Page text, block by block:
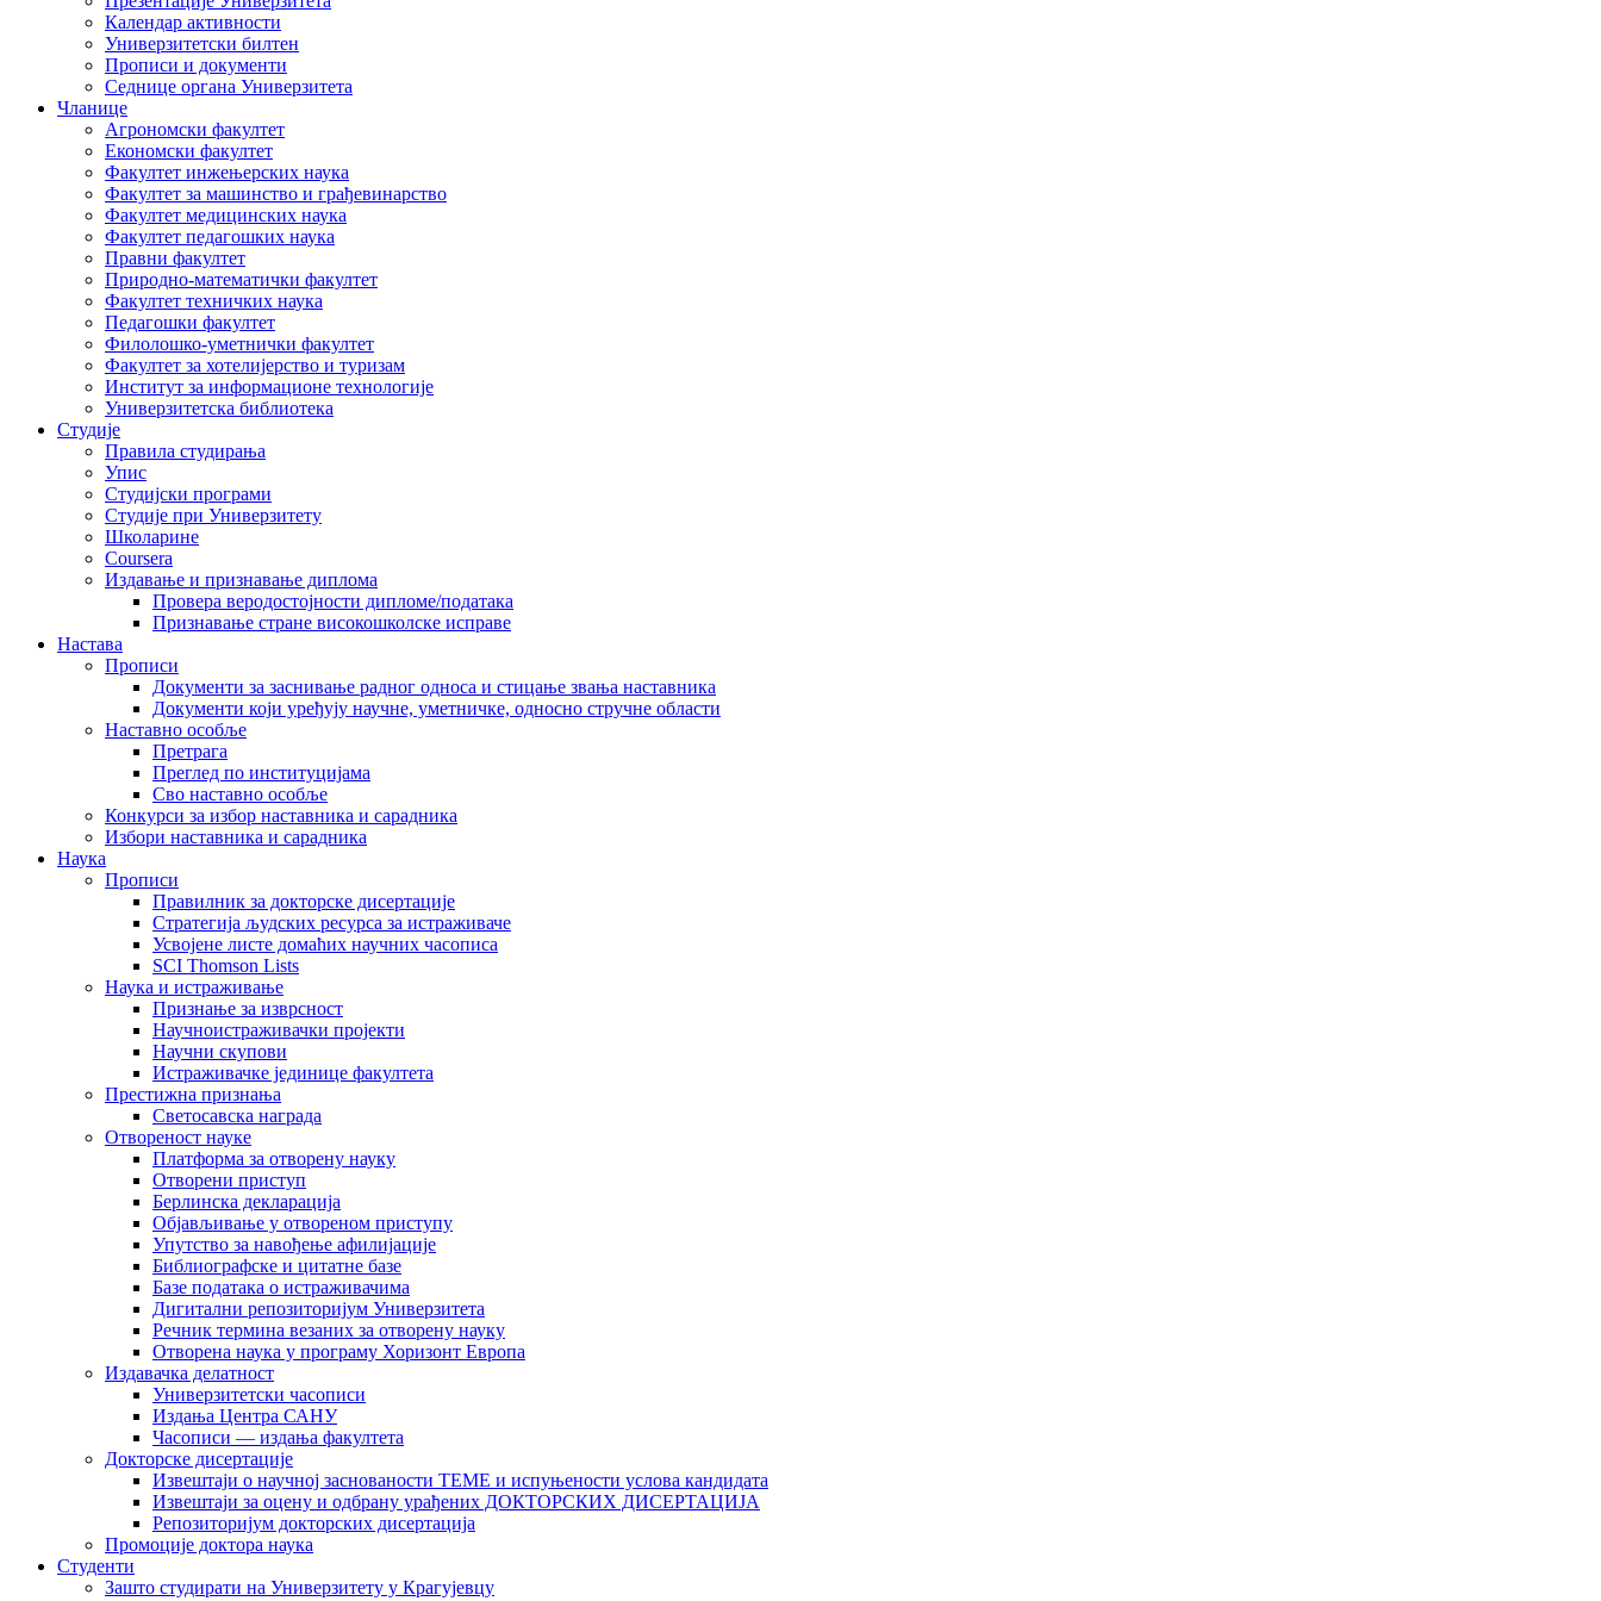
Календар активности
Универзитетски билтен
Прописи и документи
Седнице органа Универзитета
Чланице
Агрономски факултет
Економски факултет
Факултет инжењерских наука
Факултет за машинство и грађевинарство
Факултет медицинских наука
Факултет педагошких наука
Правни факултет
Природно-математички факултет
Факултет техничких наука
Педагошки факултет
Филолошко-уметнички факултет
Факултет за хотелијерство и туризам
Институт за информационе технологије
Универзитетска библиотека
Студије
Правила студирања
Упис
Студијски програми
Студије при Универзитету
Школарине
Coursera
Издавање и признавање диплома
Провера веродостојности дипломе/података
Признавање стране високошколске исправе
Настава
Прописи
Документи за заснивање радног односа и стицање звања наставника
Документи који уређују научне, уметничке, односно стручне области
Наставно особље
Претрага
Преглед по институцијама
Сво наставно особље
Конкурси за избор наставника и сарадника
Избори наставника и сарадника
Наука
Прописи
Правилник за докторске дисертације
Стратегија људских ресурса за истраживаче
Усвојене листе домаћих научних часописа
SCI Thomson Lists
Наука и истраживање
Признање за изврсност
Научноистраживачки пројекти
Научни скупови
Истраживачке јединице факултета
Престижна признања
Светосавска награда
Отвореност науке
Платформа за отворену науку
Отворени приступ
Берлинска декларација
Објављивање у отвореном приступу
Упутство за навођење афилијације
Библиографске и цитатне базе
Базе података о истраживачима
Дигитални репозиторијум Универзитета
Рeчник термина везаних за отворену науку
Отворена наука у програму Хоризонт Европа
Издавачка делатност
Универзитетски часописи
Издања Центра САНУ
Часописи — издања факултета
Докторске дисертације
Извештаји о научној заснованости ТЕМЕ и испуњености услова кандидата
Извештаји за оцену и одбрану урађених ДОКТОРСКИХ ДИСЕРТАЦИЈА
Репозиторијум докторских дисертација
Промоције доктора наука
Студенти
Зашто студирати на Универзитету у Крагујевцу